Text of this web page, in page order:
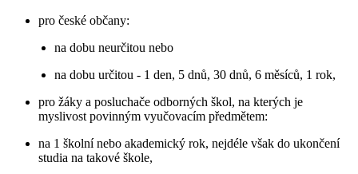
pro české občany:
na dobu neurčitou nebo
na dobu určitou - 1 den, 5 dnů, 30 dnů, 6 měsíců, 1 rok,
pro žáky a posluchače odborných škol, na kterých je
myslivost povinným vyučovacím předmětem:
na 1 školní nebo akademický rok, nejdéle však do ukončení
studia na takové škole,